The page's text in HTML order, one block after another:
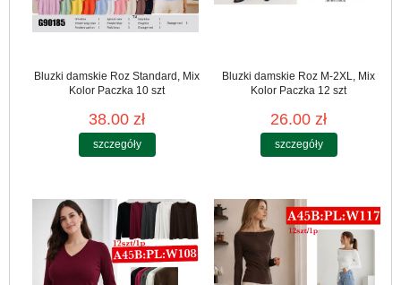
Bluzki damskie Roz Standard, Mix
Kolor Paczka 10 szt
38.00 zł
szczegóły
Bluzki damskie Roz M-2XL, Mix
Kolor Paczka 12 szt
26.00 zł
szczegóły